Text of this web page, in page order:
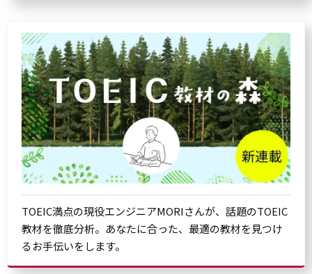
TOEIC満点の現役エンジニアMORIさんが、話題のTOEIC
教材を徹底分析。あなたに合った、最適の教材を見つけ
るお手伝いをします。